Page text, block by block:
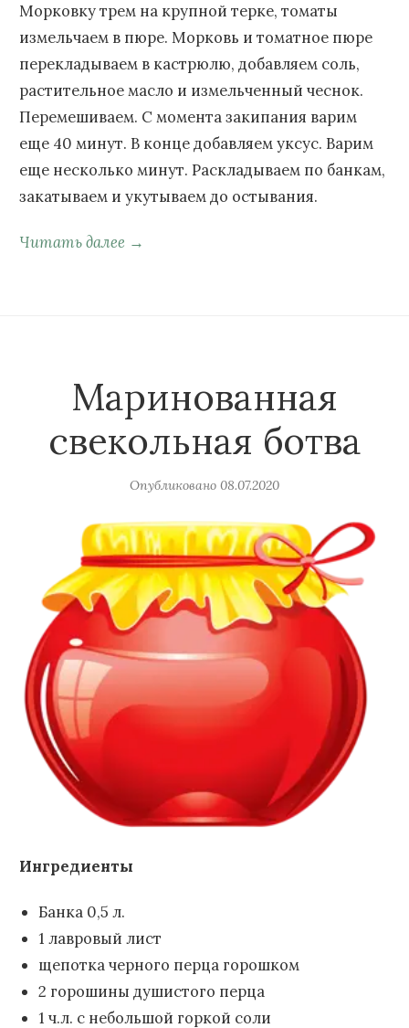
Морковку трем на крупной терке, томаты
измельчаем в пюре. Морковь и томатное пюре
перекладываем в кастрюлю, добавляем соль,
растительное масло и измельченный чеснок.
Перемешиваем. С момента закипания варим
еще 40 минут. В конце добавляем уксус. Варим
еще несколько минут. Раскладываем по банкам,
закатываем и укутываем до остывания.
Читать далее →
Маринованная
свекольная ботва
Опубликовано 08.07.2020
Ингредиенты
Банка 0,5 л.
1 лавровый лист
щепотка черного перца горошком
2 горошины душистого перца
1 ч.л. с небольшой горкой соли